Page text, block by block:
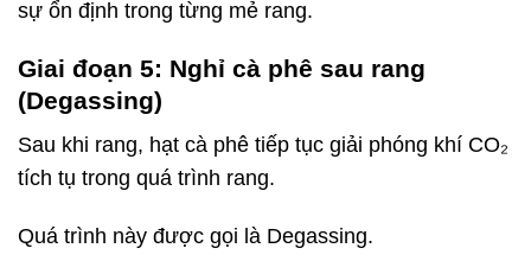
sự ổn định trong từng mẻ rang.
Giai đoạn 5: Nghỉ cà phê sau rang
(Degassing)
Sau khi rang, hạt cà phê tiếp tục giải phóng khí CO₂
tích tụ trong quá trình rang.
Quá trình này được gọi là Degassing.